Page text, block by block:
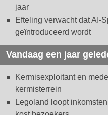
jaar
Efteling verwacht dat AI-
geïntroduceerd wordt
Vandaag een jaar
Kermisexploitant en
kermisterrein
Legoland loopt